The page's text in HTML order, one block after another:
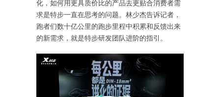
化，如何用更具质价比的产品去更贴合消费者需
求是特步一直在思考的问题。林少杰告诉记者，
跑者们数十亿公里的跑步里程中积累和反馈出来
的新需求，就是特步研发团队进阶的指引。